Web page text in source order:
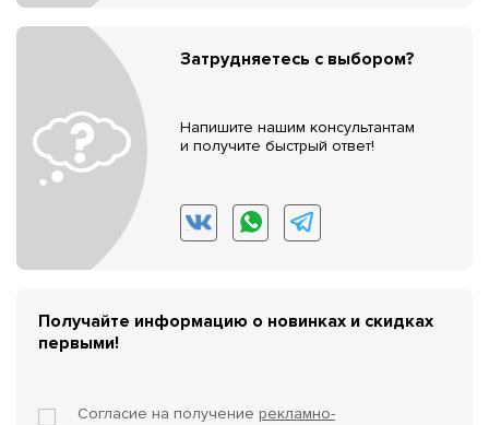
Затрудняетесь с выбором?
Напишите нашим консультантам
и получите быстрый ответ!
Получайте информацию о новинках и скидках
первыми!
Согласие на получение рекламно-